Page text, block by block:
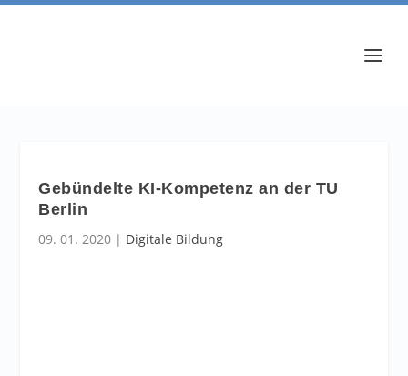
Gebündelte KI-Kompetenz an der TU
Berlin
09. 01. 2020 | Digitale Bildung